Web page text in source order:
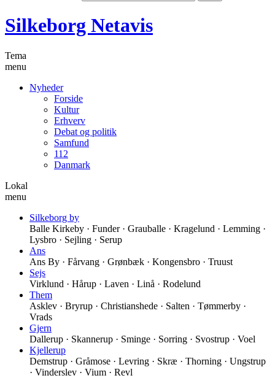
Silkeborg Netavis
Tema
menu
Nyheder
Forside
Kultur
Erhverv
Debat og politik
Samfund
112
Danmark
Lokal
menu
Silkeborg by
Balle Kirkeby · Funder · Grauballe · Kragelund · Lemming ·
Lysbro · Sejling · Serup
Ans
Ans By · Fårvang · Grønbæk · Kongensbro · Truust
Sejs
Virklund · Hårup · Laven · Linå · Rodelund
Them
Asklev · Bryrup · Christianshede · Salten · Tømmerby ·
Vrads
Gjern
Dallerup · Skannerup · Sminge · Sorring · Svostrup · Voel
Kjellerup
Demstrup · Gråmose · Levring · Skræ · Thorning · Ungstrup
· Vinderslev · Vium · Revl